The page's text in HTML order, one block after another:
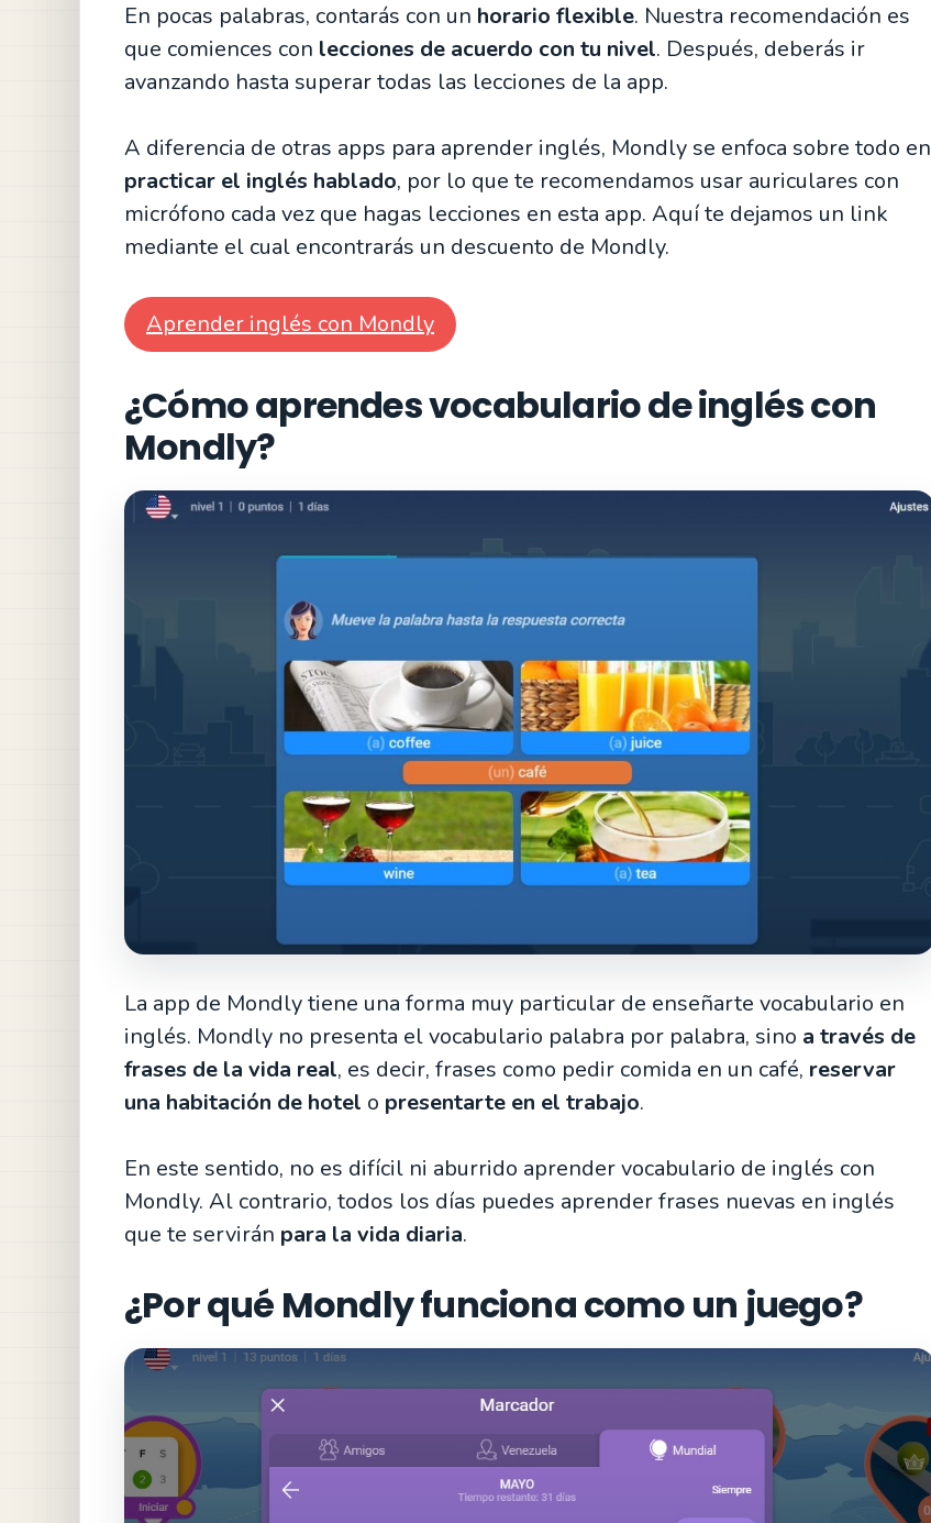
En pocas palabras, contarás con un horario flexible. Nuestra recomendación es
que comiences con lecciones de acuerdo con tu nivel. Después, deberás ir
avanzando hasta superar todas las lecciones de la app.
A diferencia de otras apps para aprender inglés, Mondly se enfoca sobre todo en
practicar el inglés hablado, por lo que te recomendamos usar auriculares con
micrófono cada vez que hagas lecciones en esta app. Aquí te dejamos un link
mediante el cual encontrarás un descuento de Mondly.
Aprender inglés con Mondly
¿Cómo aprendes vocabulario de inglés con
Mondly?
La app de Mondly tiene una forma muy particular de enseñarte vocabulario en
inglés. Mondly no presenta el vocabulario palabra por palabra, sino a través de
frases de la vida real, es decir, frases como pedir comida en un café, reservar
una habitación de hotel o presentarte en el trabajo.
En este sentido, no es difícil ni aburrido aprender vocabulario de inglés con
Mondly. Al contrario, todos los días puedes aprender frases nuevas en inglés
que te servirán para la vida diaria.
¿Por qué Mondly funciona como un juego?